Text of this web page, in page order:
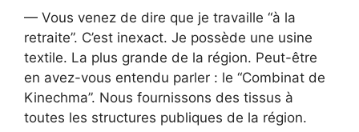
— Vous venez de dire que je travaille “à la
retraite”. C’est inexact. Je possède une usine
textile. La plus grande de la région. Peut-être
en avez-vous entendu parler : le “Combinat de
Kinechma”. Nous fournissons des tissus à
toutes les structures publiques de la région.